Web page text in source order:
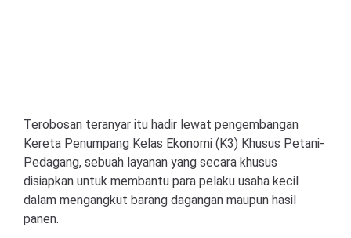
Terobosan teranyar itu hadir lewat pengembangan
Kereta Penumpang Kelas Ekonomi (K3) Khusus Petani-
Pedagang, sebuah layanan yang secara khusus
disiapkan untuk membantu para pelaku usaha kecil
dalam mengangkut barang dagangan maupun hasil
panen.